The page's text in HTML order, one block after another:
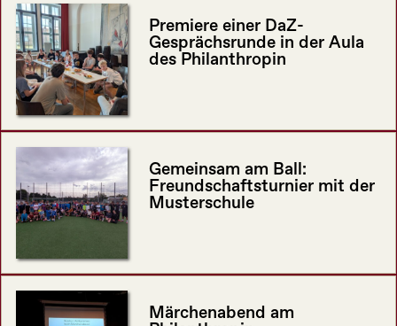
Premiere einer DaZ-
Gesprächsrunde in der Aula
des Philanthropin
Gemeinsam am Ball:
Freundschaftsturnier mit der
Musterschule
Märchenabend am